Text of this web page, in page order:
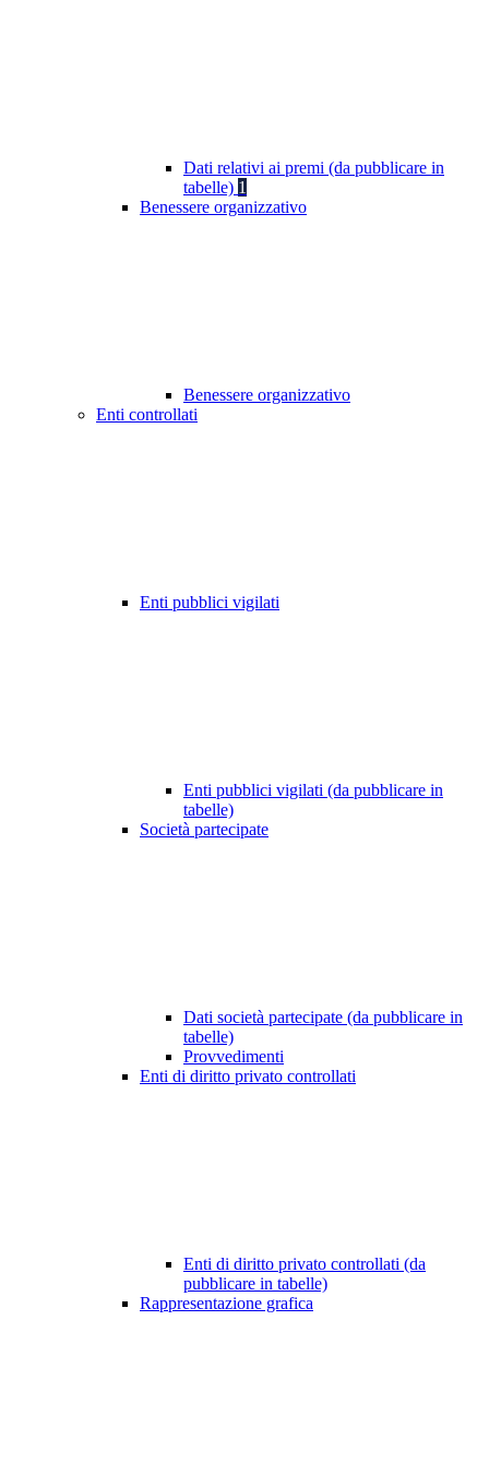
Dati relativi ai premi (da pubblicare in
tabelle) 1
Benessere organizzativo
Benessere organizzativo
Enti controllati
Enti pubblici vigilati
Enti pubblici vigilati (da pubblicare in
tabelle)
Società partecipate
Dati società partecipate (da pubblicare in
tabelle)
Provvedimenti
Enti di diritto privato controllati
Enti di diritto privato controllati (da
pubblicare in tabelle)
Rappresentazione grafica